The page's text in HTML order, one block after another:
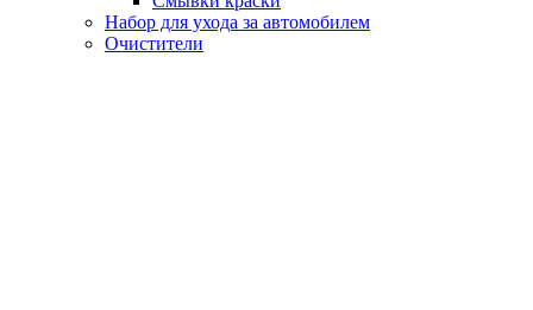
Набор для ухода за автомобилем
Очистители